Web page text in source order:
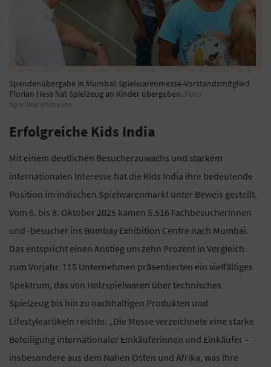
Spendenübergabe in Mumbai: Spielwarenmesse-Vorstandsmitglied
Florian Hess hat Spielzeug an Kinder übergeben. Foto:
Spielwarenmesse
Erfolgreiche Kids India
Mit einem deutlichen Besucherzuwachs und starkem
internationalen Interesse hat die Kids India ihre bedeutende
Position im indischen Spielwarenmarkt unter Beweis gestellt.
Vom 6. bis 8. Oktober 2025 kamen 5.516 Fachbesucherinnen
und -besucher ins Bombay Exhibition Centre nach Mumbai.
Das entspricht einen Anstieg um zehn Prozent in Vergleich
zum Vorjahr. 115 Unternehmen präsentierten ein vielfältiges
Spektrum, das von Holzspielwaren über technisches
Spielzeug bis hin zu nachhaltigen Produkten und
Lifestyleartikeln reichte. „Die Messe verzeichnete eine starke
Beteiligung internationaler Einkäuferinnen und Einkäufer –
insbesondere aus dem Nahen Osten und Afrika, was ihre